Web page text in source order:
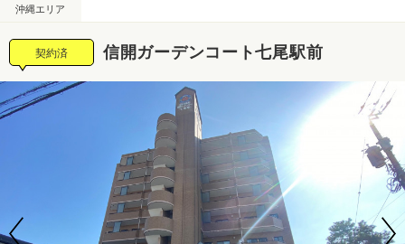
沖縄エリア
契約済 信開ガーデンコート七尾駅前